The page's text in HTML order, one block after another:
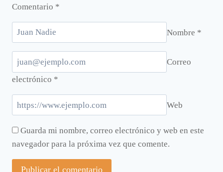
Comentario *
Nombre *
Correo
electrónico *
Web
Guarda mi nombre, correo electrónico y web en este
navegador para la próxima vez que comente.